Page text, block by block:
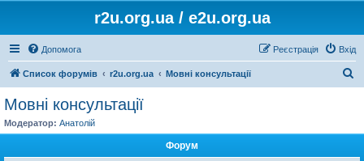
r2u.org.ua / e2u.org.ua
Допомога Вхід
Реєстрація
Список форумів r2u.org.ua Мовні консультації
Мовні консультації
Модератор: Анатолій
Форум